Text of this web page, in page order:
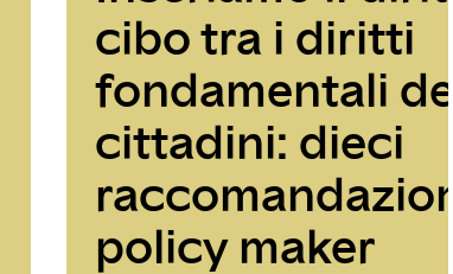
cibo tra i diritti
fondamentali
cittadini: dieci
policy maker